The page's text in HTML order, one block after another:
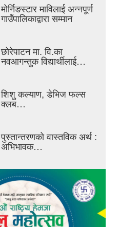
मोर्निङस्टार माविलाई अन्नपूर्ण
गाउँपालिकाद्वारा सम्मान
छोरेपाटन मा. वि.का
नवआगन्तुक विद्यार्थीलाई…
शिशु कल्याण, डेभिज फल्स
क्लब…
पुस्तान्तरणको वास्तविक अर्थ :
अभिभावक…